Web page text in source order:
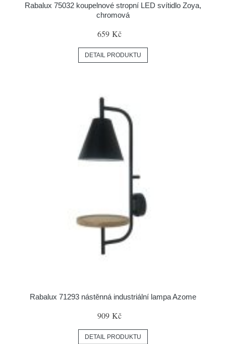
Rabalux 75032 koupelnové stropní LED svítidlo Zoya,
chromová
659 Kč
DETAIL PRODUKTU
Rabalux 71293 nástěnná industriální lampa Azome
909 Kč
DETAIL PRODUKTU